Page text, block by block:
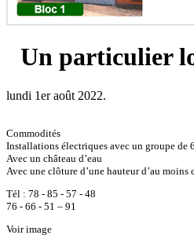
Un particulier
lundi 1er août 2022.
Commodités
Installations électriques avec un groupe de
Avec un château d’eau
Avec une clôture d’une hauteur d’au moins
Tél : 78 - 85 - 57 - 48
76 - 66 - 51 – 91
Voir image